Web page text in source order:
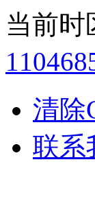
当前时
清除
联系